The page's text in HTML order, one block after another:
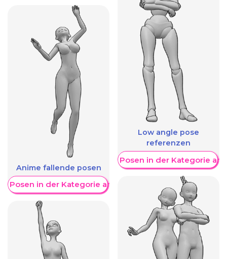
Anime fallende posen
Posen in der Kategorie anzeigen
Low angle pose
referenzen
Weitere Posen in der Kategorie